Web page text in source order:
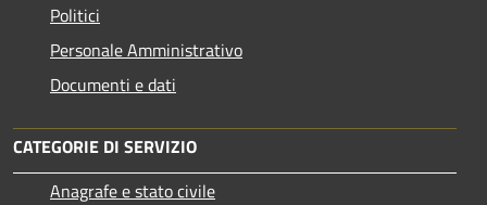
Politici
Personale Amministrativo
Documenti e dati
CATEGORIE DI SERVIZIO
Anagrafe e stato civile